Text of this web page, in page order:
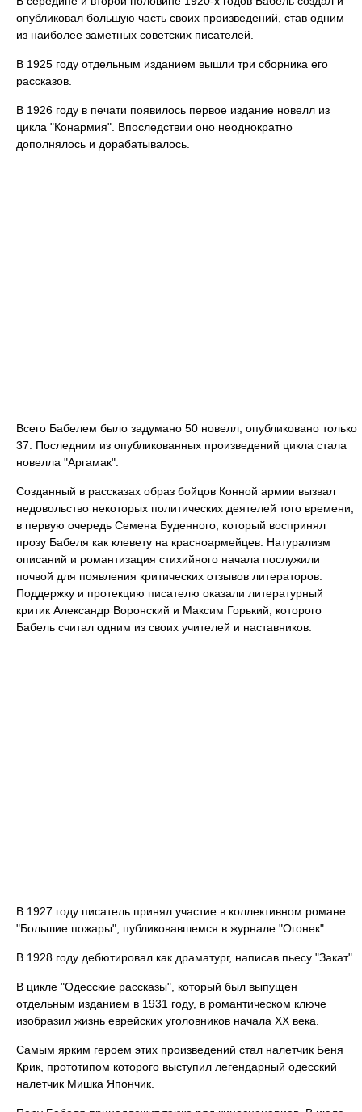
опубликовал большую часть своих произведений, став одним
из наиболее заметных советских писателей.
В 1925 году отдельным изданием вышли три сборника его
рассказов.
В 1926 году в печати появилось первое издание новелл из
цикла "Конармия". Впоследствии оно неоднократно
дополнялось и дорабатывалось.
Всего Бабелем было задумано 50 новелл, опубликовано только
37. Последним из опубликованных произведений цикла стала
новелла "Аргамак".
Созданный в рассказах образ бойцов Конной армии вызвал
недовольство некоторых политических деятелей того времени,
в первую очередь Семена Буденного, который воспринял
прозу Бабеля как клевету на красноармейцев. Натурализм
описаний и романтизация стихийного начала послужили
почвой для появления критических отзывов литераторов.
Поддержку и протекцию писателю оказали литературный
критик Александр Воронский и Максим Горький, которого
Бабель считал одним из своих учителей и наставников.
В 1927 году писатель принял участие в коллективном романе
"Большие пожары", публиковавшемся в журнале "Огонек".
В 1928 году дебютировал как драматург, написав пьесу "Закат".
В цикле "Одесские рассказы", который был выпущен
отдельным изданием в 1931 году, в романтическом ключе
изобразил жизнь еврейских уголовников начала XX века.
Самым ярким героем этих произведений стал налетчик Беня
Крик, прототипом которого выступил легендарный одесский
налетчик Мишка Япончик.